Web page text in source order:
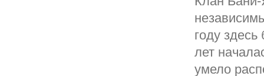
году
лет
умело